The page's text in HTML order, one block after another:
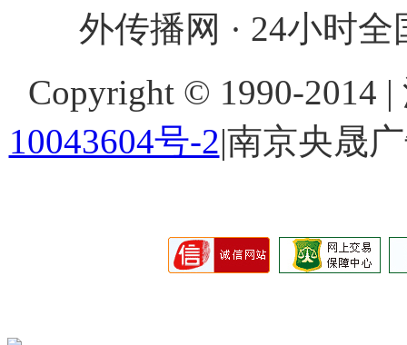
外传播网 · 24小时
Copyright © 1990-2014
10043604号-2|南京央晟